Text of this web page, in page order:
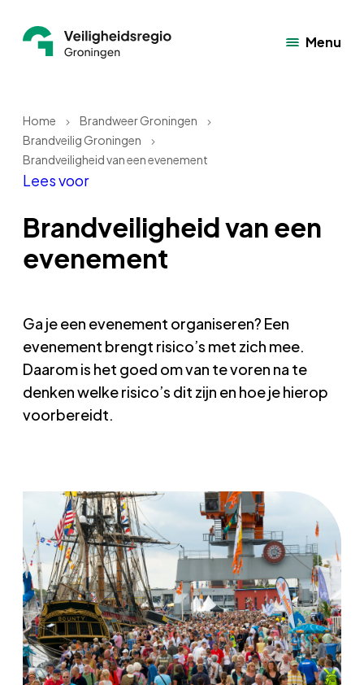
Menu
Home
Brandweer Groningen
Brandveilig Groningen
Brandveiligheid van een evenement
Lees voor
Brandveiligheid van een
evenement
Ga je een evenement organiseren? Een
evenement brengt risico’s met zich mee.
Daarom is het goed om van te voren na te
denken welke risico’s dit zijn en hoe je hierop
voorbereidt.